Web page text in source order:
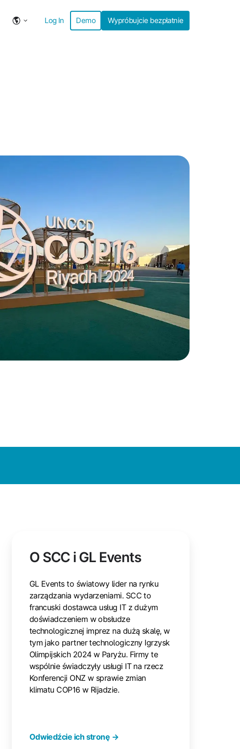
Log In Demo Wypróbujcie bezpłatnie
O SCC i GL Events
GL Events to światowy lider na rynku
zarządzania wydarzeniami. SCC to
francuski dostawca usług IT z dużym
doświadczeniem w obsłudze
technologicznej imprez na dużą skalę, w
tym jako partner technologiczny Igrzysk
Olimpijskich 2024 w Paryżu. Firmy te
wspólnie świadczyły usługi IT na rzecz
Konferencji ONZ w sprawie zmian
klimatu COP16 w Rijadzie.
Odwiedźcie ich stronę →